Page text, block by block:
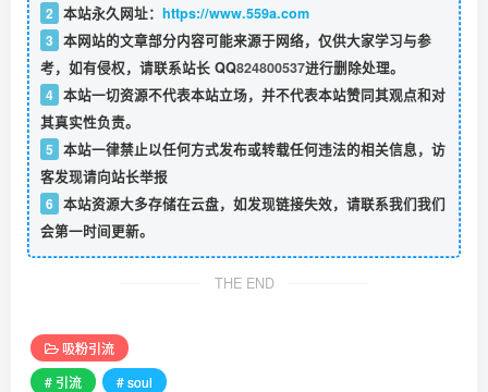
2 本站永久网址： https://www.559a.com
3 本网站的文章部分内容可能来源于网络，仅供大家学习与参
考，如有侵权，请联系站长 QQ824800537进行删除处理。
4 本站一切资源不代表本站立场，并不代表本站赞同其观点和对
其真实性负责。
5 本站一律禁止以任何方式发布或转载任何违法的相关信息，访
客发现请向站长举报
6 本站资源大多存储在云盘，如发现链接失效，请联系我们我们
会第一时间更新。
THE END
吸粉引流
# 引流
# soul